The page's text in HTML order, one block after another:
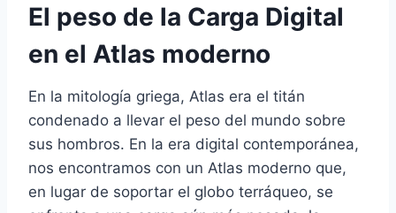
El peso de la Carga Digital
en el Atlas moderno
En la mitología griega, Atlas era el titán
condenado a llevar el peso del mundo sobre
sus hombros. En la era digital contemporánea,
nos encontramos con un Atlas moderno que,
en lugar de soportar el globo terráqueo, se